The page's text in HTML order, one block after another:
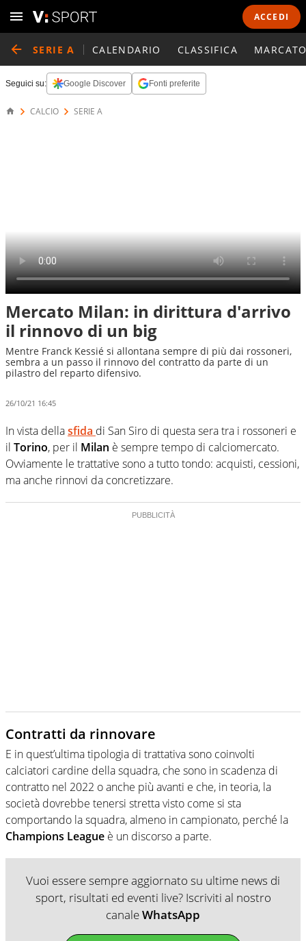
ACCEDI
SERIE A CALENDARIO CLASSIFICA
Seguici su: Google Discover Fonti preferite
CALCIO SERIE A
Mercato Milan: in dirittura d'arrivo
il rinnovo di un big
Mentre Franck Kessié si allontana sempre di più dai rossoneri,
sembra a un passo il rinnovo del contratto da parte di un
pilastro del reparto difensivo.
26/10/21 16:45
In vista dellasfida di San Siro di questa sera tra i rossoneri e
il Torino, per il Milan è sempre tempo di calciomercato.
Ovviamente le trattative sono a tutto tondo: acquisti, cessioni,
ma anche rinnovi da concretizzare.
Contratti da rinnovare
E in quest’ultima tipologia di trattativa sono coinvolti
calciatori cardine della squadra, che sono in scadenza di
contratto nel 2022 o anche più avanti e che, in teoria, la
società dovrebbe tenersi stretta visto come si sta
comportando la squadra, almeno in campionato, perché la
Champions League è un discorso a parte.
Vuoi essere sempre aggiornato su ultime news di
sport, risultati ed eventi live? Iscriviti al nostro
canaleWhatsApp